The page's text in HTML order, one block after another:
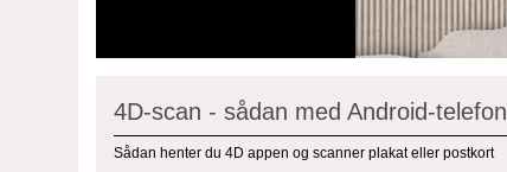
4D-scan - sådan med Android-telefon
Sådan henter du 4D appen og scanner plakat eller postkort